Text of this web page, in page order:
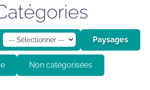
Paysages
Non catégorisées